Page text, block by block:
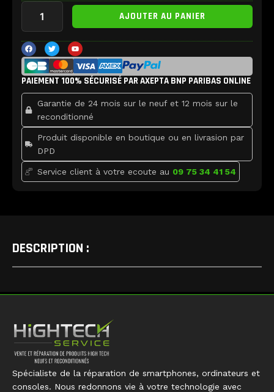
quantité
Chargeur
adaptable
PC
Portable
95W
AJOUTER AU PANIER
F
a
c
e
b
o
k
T
w
i
t
t
e
Y
o
u
t
u
b
PAIEMENT 100% SÉCURISÉ PAR AXEPTA BNP PARIBAS ONLINE
Garantie de 24 mois sur le neuf et 12 mois sur le
reconditionné
Produit disponible en boutique ou en livrasion par
DPD
Service client à votre ecoute au 09 75 34 41 54
DESCRIPTION :
Spécialiste de la réparation de smartphones, ordinateurs et
consoles. Nous redonnons vie à votre technologie avec